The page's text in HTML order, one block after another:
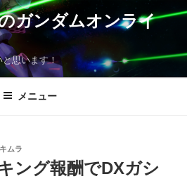
ガンダムオンライ
と思います！
メニュー
ムラ
ング報酬でDXガシ